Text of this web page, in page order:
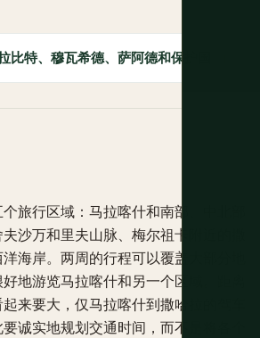
比特、穆瓦希德、萨阿德和保护国
旅行区域：马拉喀什和南部、中北部
沙万和里夫山脉、梅尔祖卡附近的撒
海岸。两周的行程可以覆盖大部分地
地游览马拉喀什和另一个区域。距离
来要大，仅马拉喀什到撒哈拉的驾车
诚实地规划交通时间，而不是将各个